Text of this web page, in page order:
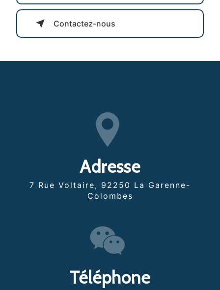
Contactez-nous
Adresse
7 Rue Voltaire, 92250 La Garenne-
Colombes
Téléphone